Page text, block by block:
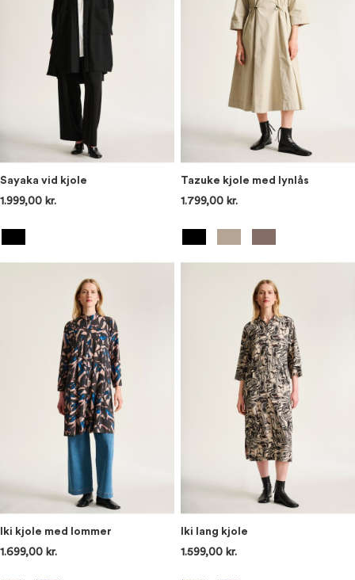
Sayaka vid kjole
1.999,00 kr.
Tazuke kjole med lynlås
1.799,00 kr.
Iki kjole med lommer
1.699,00 kr.
Iki lang kjole
1.599,00 kr.